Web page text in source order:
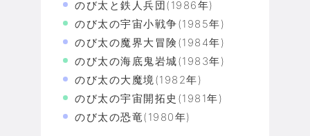
のび太と鉄人兵団(1986年)
のび太の宇宙小戦争(1985年)
のび太の魔界大冒険(1984年)
のび太の海底鬼岩城(1983年)
のび太の大魔境(1982年)
のび太の宇宙開拓史(1981年)
のび太の恐竜(1980年)